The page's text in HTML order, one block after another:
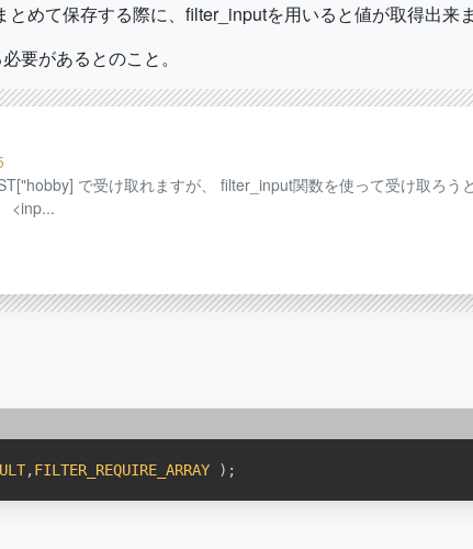
めて保存する際に、filter_inputを用いると値が取得出来
要があるとのこと。
で受け取れますが、 filter_input関数を使って受け取ろう
<inp...
,FILTER_REQUIRE_ARRAY ) ;